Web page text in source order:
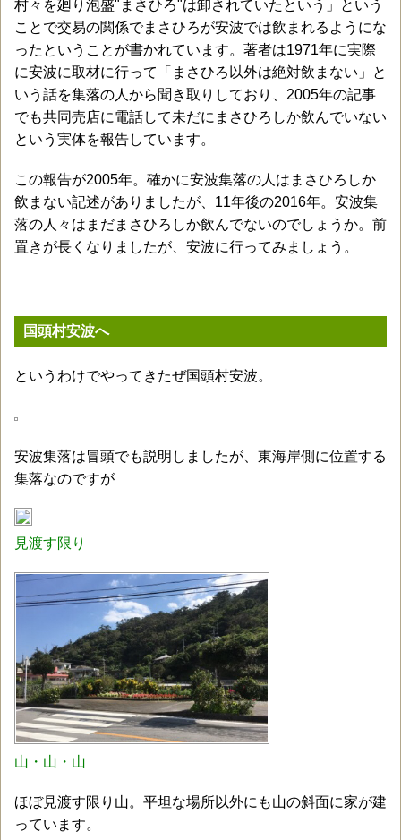
村々を廻り泡盛"まさひろ"は卸されていたという」という
ことで交易の関係でまさひろが安波では飲まれるようにな
ったということが書かれています。著者は1971年に実際
に安波に取材に行って「まさひろ以外は絶対飲まない」と
いう話を集落の人から聞き取りしており、2005年の記事
でも共同売店に電話して未だにまさひろしか飲んでいない
という実体を報告しています。
この報告が2005年。確かに安波集落の人はまさひろしか
飲まない記述がありましたが、11年後の2016年。安波集
落の人々はまだまさひろしか飲んでないのでしょうか。前
置きが長くなりましたが、安波に行ってみましょう。
国頭村安波へ
というわけでやってきたぜ国頭村安波。
安波集落は冒頭でも説明しましたが、東海岸側に位置する
集落なのですが
見渡す限り
山・山・山
ほぼ見渡す限り山。平坦な場所以外にも山の斜面に家が建
っています。